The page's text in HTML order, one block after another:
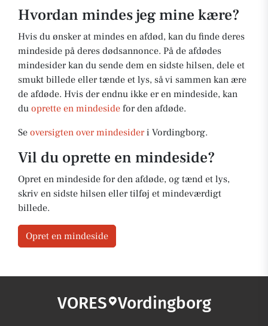
Hvordan mindes jeg mine kære?
Hvis du ønsker at mindes en afdød, kan du finde deres
mindeside på deres dødsannonce. På de afdødes
mindesider kan du sende dem en sidste hilsen, dele et
smukt billede eller tænde et lys, så vi sammen kan ære
de afdøde. Hvis der endnu ikke er en mindeside, kan
du oprette en mindeside for den afdøde.
Se oversigten over mindesideri Vordingborg.
Vil du oprette en mindeside?
Opret en mindeside for den afdøde, og tænd et lys,
skriv en sidste hilsen eller tilføj et mindeværdigt
billede.
Opret en mindeside
VORES Vordingborg